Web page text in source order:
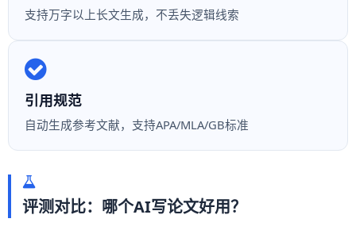
支持万字以上长文生成，不丢失逻辑线索
引用规范
自动生成参考文献，支持APA/MLA/GB标准
评测对比：哪个AI写论文好用？